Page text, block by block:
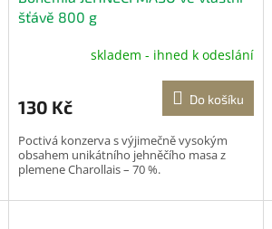
šťávě 800 g
skladem - ihned k odeslání
130 Kč Do košíku
Poctivá konzerva s výjimečně vysokým
obsahem unikátního jehněčího masa z
plemene Charollais – 70 %.